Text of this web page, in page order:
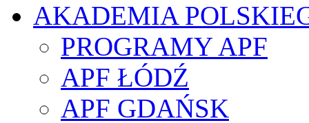
AKADEMIA
PROGRAMY APF
APF ŁÓDŹ
APF GDAŃSK